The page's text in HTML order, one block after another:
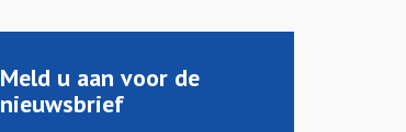
Meld u aan voor de
nieuwsbrief